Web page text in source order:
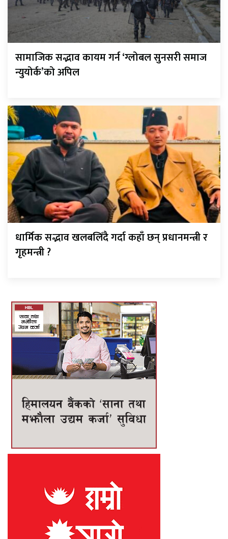
सामाजिक सद्भाव कायम गर्न ‘ग्लोबल सुनसरी समाज
न्युयोर्क’को अपिल
धार्मिक सद्भाव खलबलिँदै गर्दा कहाँ छन् प्रधानमन्त्री र
गृहमन्त्री ?